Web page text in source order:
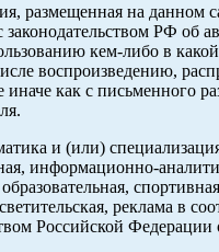
размещенная на данном
законодательством РФ об
кем-либо в
воспроизведению,
иначе как с письменного
и (или)
информационно-
реклама в
Российской Федерации